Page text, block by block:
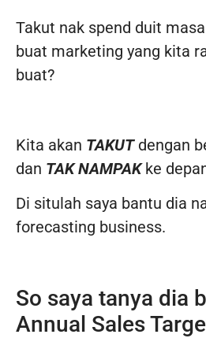
Takut nak spend duit
buat marketing yang kita
buat?
Kita akan TAKUTdengan
dan TAK NAMPAKke
Di situlah saya bantu dia
forecasting business.
So saya tanya dia
Annual Sales